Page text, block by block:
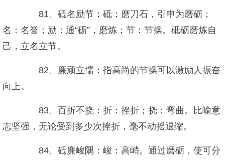
81、砥名励节：砥：磨刀石，引申为磨砺；
名：名誉；励：通“砺”，磨炼；节：节操。砥砺磨炼自
己，立名立节。
82、廉顽立懦：指高尚的节操可以激励人振奋
向上。
83、百折不挠：折：挫折；挠：弯曲。比喻意
志坚强，无论受到多少次挫折，毫不动摇退缩。
84、砥廉峻隅：峻：高峭。通过磨砺，使可分